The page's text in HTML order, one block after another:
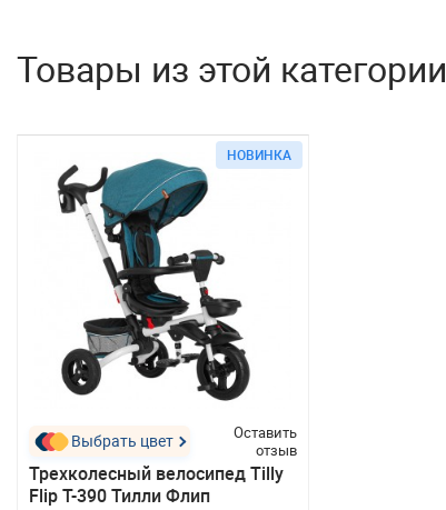
Товары из этой категории
НОВИНКА
Выбрать цвет
Оставить
отзыв
Трехколесный велосипед Tilly
Flip T-390 Тилли Флип